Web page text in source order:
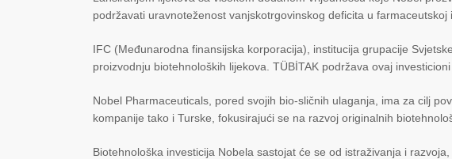
podržavati uravnoteženost vanjskotrgovinskog deficita u farmaceutskoj
IFC (Međunarodna finansijska korporacija), institucija grupacije
proizvodnju biotehnoloških lijekova. TÜBİTAK podržava ovaj
Nobel Pharmaceuticals, pored svojih bio-sličnih ulaganja, ima za cilj
kompanije tako i Turske, fokusirajući se na razvoj originalnih
Biotehnološka investicija Nobela sastojat će se od istraživanja i